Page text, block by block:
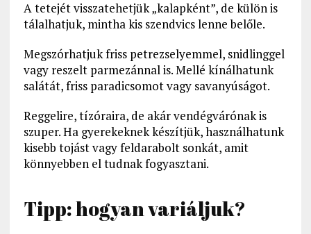
A tetejét visszatehetjük „kalapként”, de külön is
tálalhatjuk, mintha kis szendvics lenne belőle.
Megszórhatjuk friss petrezselyemmel, snidlinggel
vagy reszelt parmezánnal is. Mellé kínálhatunk
salátát, friss paradicsomot vagy savanyúságot.
Reggelire, tízóraira, de akár vendégvárónak is
szuper. Ha gyerekeknek készítjük, használhatunk
kisebb tojást vagy feldarabolt sonkát, amit
könnyebben el tudnak fogyasztani.
Tipp: hogyan variáljuk?